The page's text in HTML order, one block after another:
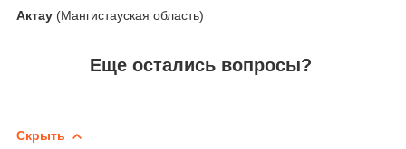
Актау (Мангистауская область)
Еще остались вопросы?
Скрыть